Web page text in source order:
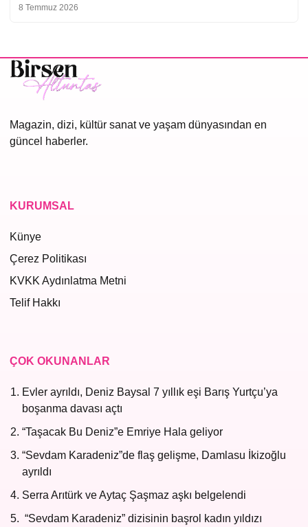
8 Temmuz 2026
Magazin, dizi, kültür sanat ve yaşam dünyasından en
güncel haberler.
KURUMSAL
Künye
Çerez Politikası
KVKK Aydınlatma Metni
Telif Hakkı
ÇOK OKUNANLAR
Evler ayrıldı, Deniz Baysal 7 yıllık eşi Barış Yurtçu’ya
boşanma davası açtı
“Taşacak Bu Deniz”e Emriye Hala geliyor
“Sevdam Karadeniz”de flaş gelişme, Damlasu İkizoğlu
ayrıldı
Serra Arıtürk ve Aytaç Şaşmaz aşkı belgelendi
“Sevdam Karadeniz” dizisinin başrol kadın yıldızı